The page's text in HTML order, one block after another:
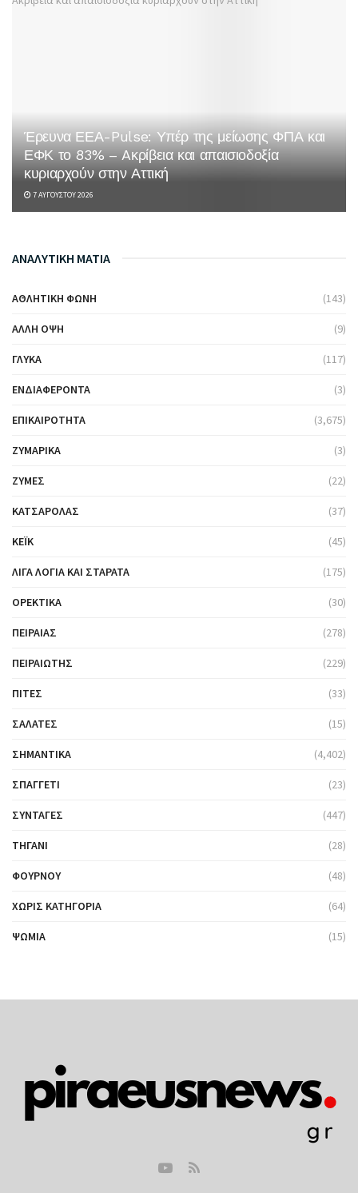
Έρευνα ΕΕΑ-Pulse: Υπέρ της μείωσης ΦΠΑ και
ΕΦΚ το 83% – Aκρίβεια και απαισιοδοξία
κυριαρχούν στην Αττική
7 ΑΥΓΟΎΣΤΟΥ 2026
ΑΝΑΛΥΤΙΚΗ ΜΑΤΙΑ
ΑΘΛΗΤΙΚΉ ΦΩΝΉ (143)
ΆΛΛΗ ΌΨΗ (9)
ΓΛΥΚΆ (117)
ΕΝΔΙΑΦΈΡΟΝΤΑ (3)
ΕΠΙΚΑΙΡΌΤΗΤΑ (3,675)
ΖΥΜΑΡΙΚΆ (3)
ΖΎΜΕΣ (22)
ΚΑΤΣΑΡΌΛΑΣ (37)
ΚΈΙΚ (45)
ΛΊΓΑ ΛΌΓΙΑ ΚΑΙ ΣΤΑΡΆΤΑ (175)
ΟΡΕΚΤΙΚΆ (30)
ΠΕΙΡΑΙΆΣ (278)
ΠΕΙΡΑΙΏΤΗΣ (229)
ΠΊΤΕΣ (33)
ΣΑΛΆΤΕΣ (15)
ΣΗΜΑΝΤΙΚΆ (4,402)
ΣΠΑΓΓΈΤΙ (23)
ΣΥΝΤΑΓΈΣ (447)
ΤΗΓΆΝΙ (28)
ΦΟΎΡΝΟΥ (48)
ΧΩΡΊΣ ΚΑΤΗΓΟΡΊΑ (64)
ΨΩΜΙΆ (15)